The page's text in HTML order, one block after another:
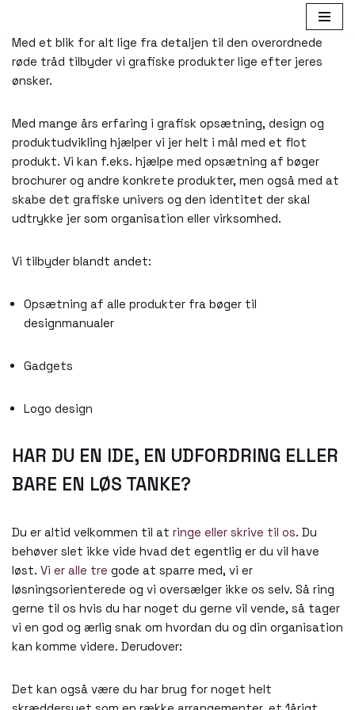
Spring
til
indhold
Med et blik for alt lige fra detaljen til den overordnede
røde tråd tilbyder vi grafiske produkter lige efter jeres
ønsker.
Med mange års erfaring i grafisk opsætning, design og
produktudvikling hjælper vi jer helt i mål med et flot
produkt. Vi kan f.eks. hjælpe med opsætning af bøger
brochurer og andre konkrete produkter, men også med at
skabe det grafiske univers og den identitet der skal
udtrykke jer som organisation eller virksomhed.
Vi tilbyder blandt andet:
Opsætning af alle produkter fra bøger til
designmanualer
Gadgets
Logo design
HAR DU EN IDE, EN UDFORDRING ELLER
BARE EN LØS TANKE?
Du er altid velkommen til at ringe eller skrive til os. Du
behøver slet ikke vide hvad det egentlig er du vil have
løst. Vi er alle tre gode at sparre med, vi er
løsningsorienterede og vi oversælger ikke os selv. Så ring
gerne til os hvis du har noget du gerne vil vende, så tager
vi en god og ærlig snak om hvordan du og din organisation
kan komme videre. Derudover:
Det kan også være du har brug for noget helt